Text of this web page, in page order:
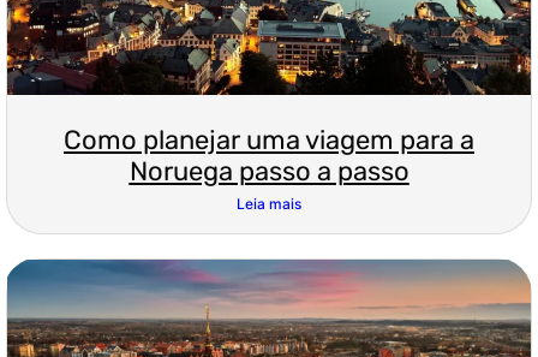
Como planejar uma viagem para a
Noruega passo a passo
Leia mais